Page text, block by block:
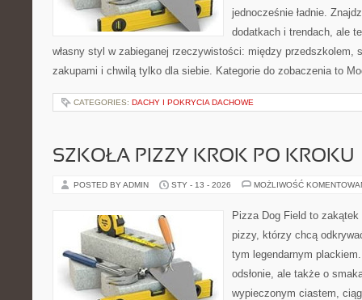
jednocześnie ładnie.
dodatkach i trendach, ale
własny styl w zabieganej rzeczywistości: między przedszkolem,
zakupami i chwilą tylko dla siebie. Kategorie do zobaczenia to
CATEGORIES: DACHY I POKRYCIA DACHOWE
SZKOŁA PIZZY KROK PO KROKU
POSTED BY ADMIN STY - 13 - 2026 MOŻLIWOŚĆ
Pizza Dog Field to zakątek
pizzy, którzy chcą
tym legendarnym
odsłonie, ale także o
wypieczonym ciastem,